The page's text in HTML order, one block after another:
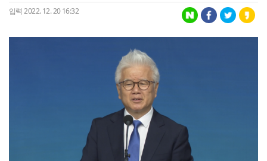
입력 2022. 12. 20 16:32